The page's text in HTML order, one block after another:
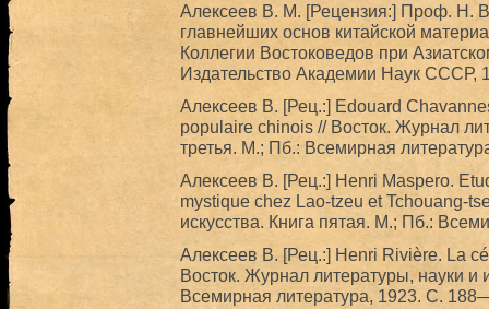
Алексеев В. М. [Рецензия:] Проф. Н.
главнейших основ китайской
Коллегии Востоковедов при
Издательство Академии Наук СССР,
Алексеев В. [Рец.:] Edouard
populaire chinоis // Восток. Журнал
третья. М.; Пб.: Всемирная
Алексеев В. [Рец.:] Henri Maspero.
mystique chez Lao-tzeu et Tchouang-
искусства. Книга пятая. М.; Пб.:
Алексеев В. [Рец.:] Henri Rivière. La
Восток. Журнал литературы, науки и
Всемирная литература, 1923. С.